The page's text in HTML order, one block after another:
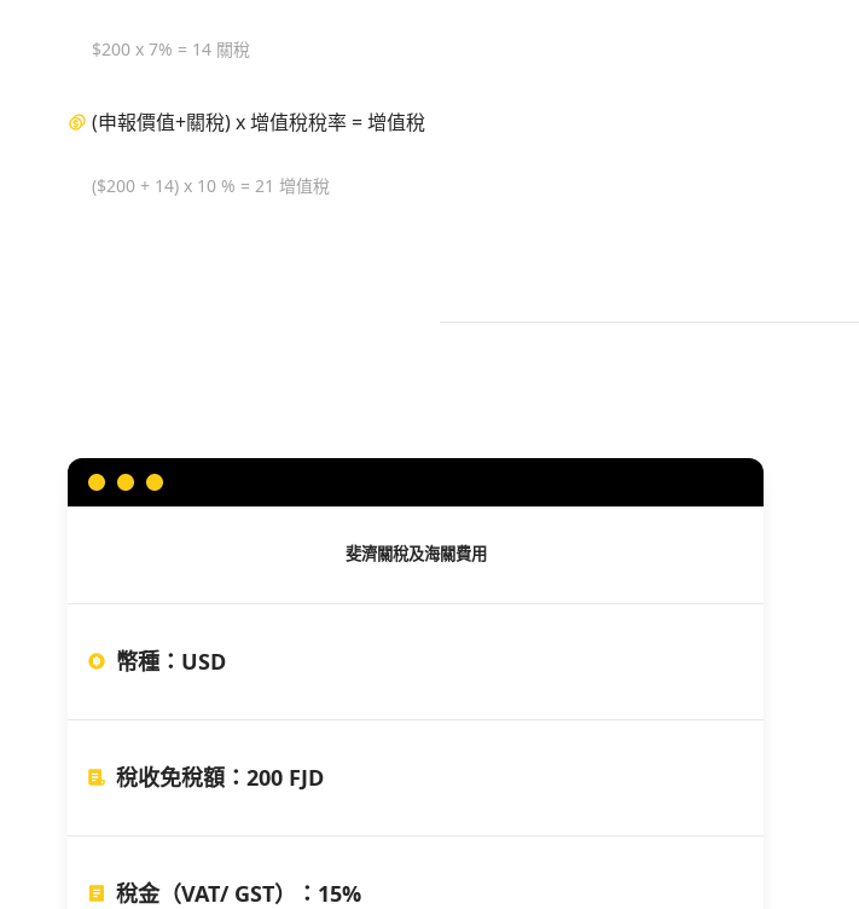
$200 x 7% = 14 關稅
(申報價值+關稅) x 增值稅稅率 = 增值稅
($200 + 14) x 10 % = 21 增值稅
斐濟關稅及海關費用
幣種 ： USD
稅收免稅額 ： 200 FJD
稅金（VAT/ GST） ： 15%